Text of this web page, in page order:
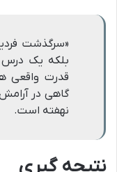
«سرگذشت
بلکه یک درس
قدرت واقعی
گاهی در
نهفته است.
نتیجه گیری